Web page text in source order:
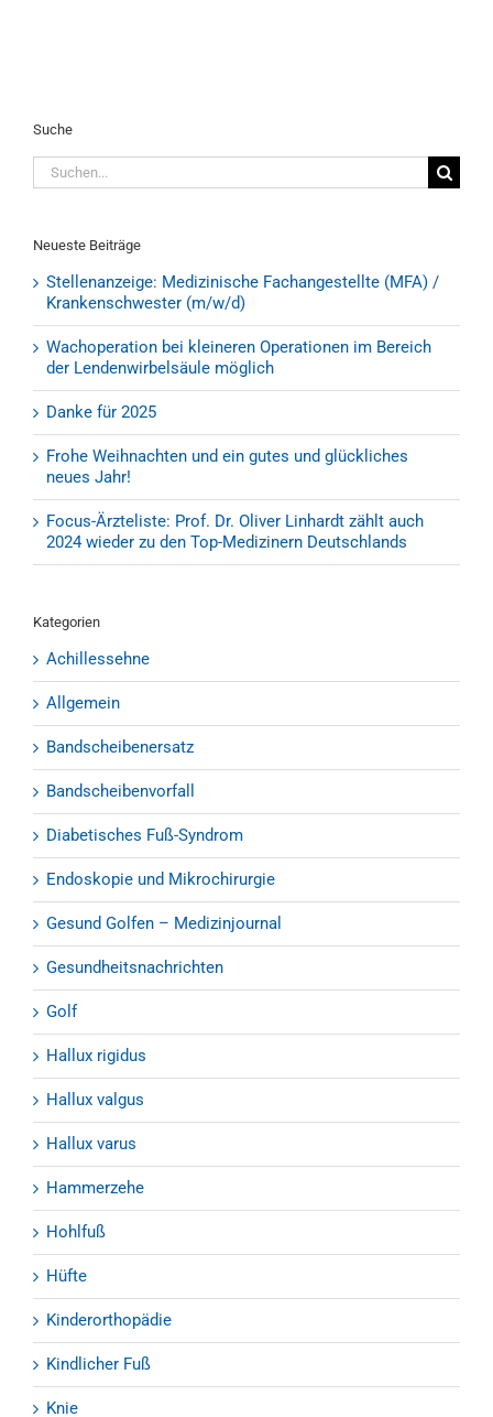
Suche
Suche
nach:
Neueste Beiträge
Stellenanzeige: Medizinische Fachangestellte (MFA) /
Krankenschwester (m/w/d)
Wachoperation bei kleineren Operationen im Bereich
der Lendenwirbelsäule möglich
Danke für 2025
Frohe Weihnachten und ein gutes und glückliches
neues Jahr!
Focus-Ärzteliste: Prof. Dr. Oliver Linhardt zählt auch
2024 wieder zu den Top-Medizinern Deutschlands
Kategorien
Achillessehne
Allgemein
Bandscheibenersatz
Bandscheibenvorfall
Diabetisches Fuß-Syndrom
Endoskopie und Mikrochirurgie
Gesund Golfen – Medizinjournal
Gesundheitsnachrichten
Golf
Hallux rigidus
Hallux valgus
Hallux varus
Hammerzehe
Hohlfuß
Hüfte
Kinderorthopädie
Kindlicher Fuß
Knie